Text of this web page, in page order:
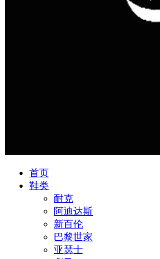
首页
鞋类
耐克
阿迪达斯
新百伦
巴黎世家
亚瑟士